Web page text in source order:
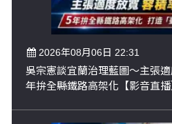
2026年08月06日 22:31
吳宗憲談宜蘭治理藍圖～主張
年拚全縣鐵路高架化【影音直播